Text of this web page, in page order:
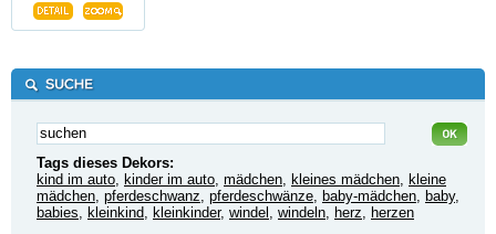
Tags dieses Dekors:
kind im auto kinder im auto mädchen kleines mädchen kleine
mädchen pferdeschwanz pferdeschwänze baby-mädchen baby,
babies kleinkind kleinkinder, windel windeln herz herzen